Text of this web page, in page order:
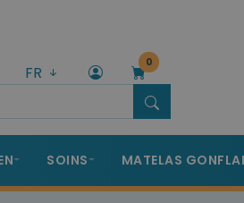
FR
0
SOINS MATELAS